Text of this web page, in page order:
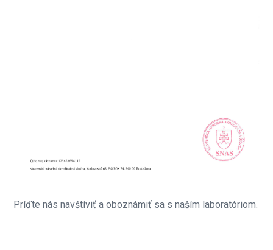
Príďte nás navštíviť a oboznámiť sa s naším laboratóriom.